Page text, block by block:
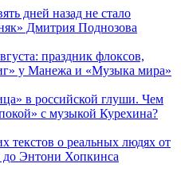
дней назад не стало
Дмитрия Поднозова
праздник флоксов,
у Манежа и «Музыка мира»
в российской глуши. Чем
с музыкой Курехина?
текстов о реальных людях от
до Энтони Хопкинса